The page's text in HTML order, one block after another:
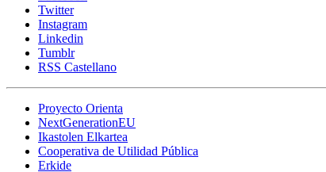
Twitter
Instagram
Linkedin
Tumblr
RSS Castellano
Proyecto Orienta
NextGenerationEU
Ikastolen Elkartea
Cooperativa de Utilidad Pública
Erkide